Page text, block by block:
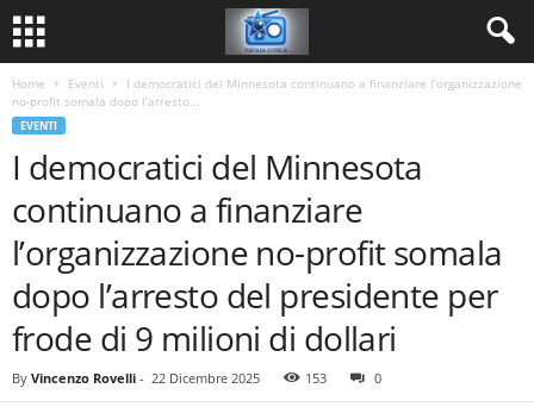
Home Eventi
I democratici del Minnesota continuano a finanziare l’organizzazione
no-profit somala dopo l’arresto...
EVENTI
I democratici del Minnesota
continuano a finanziare
l’organizzazione no-profit somala
dopo l’arresto del presidente per
frode di 9 milioni di dollari
By Vincenzo Rovelli - 22 Dicembre 2025 153 0